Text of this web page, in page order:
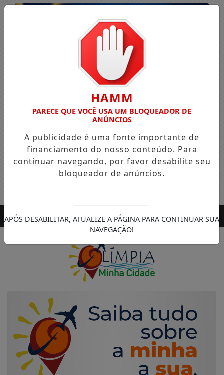
Entrar
HAMM
PARECE QUE VOCÊ USA UM BLOQUEADOR DE
ANÚNCIOS
A publicidade é uma fonte importante de
financiamento do nosso conteúdo. Para
continuar navegando, por favor desabilite seu
bloqueador de anúncios.
APÓS DESABILITAR, ATUALIZE A PÁGINA PARA CONTINUAR SUA
NAVEGAÇÃO!